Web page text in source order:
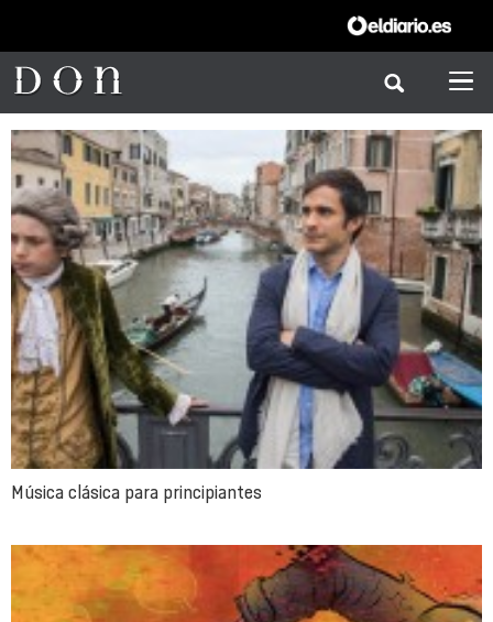
Música clásica para principiantes